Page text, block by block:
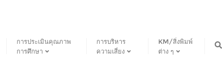
การประเมินคุณภาพ
การศึกษา
การบริหาร
ความเสี่ยง
KM/สิ่งพิมพ์
ต่าง ๆ